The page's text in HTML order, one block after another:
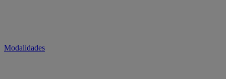
Modalidades